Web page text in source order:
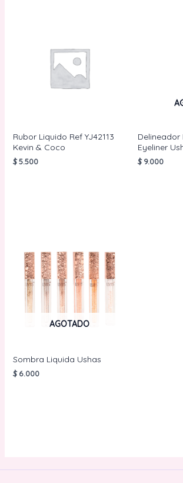
Rubor Liquido Ref YJ42113
Kevin & Coco
$5.500
Delineador
Eyeliner
$ 9.000
AGOTADO
Sombra Liquida Ushas
$6.000